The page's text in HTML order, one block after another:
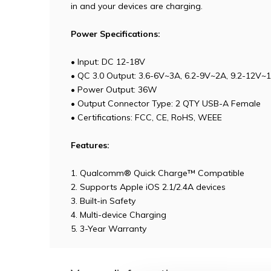
in and your devices are charging.
Power Specifications:
• Input: DC 12-18V
• QC 3.0 Output: 3.6-6V~3A, 6.2-9V~2A, 9.2-
• Power Output: 36W
• Output Connector Type: 2 QTY USB-A Female
• Certifications: FCC, CE, RoHS, WEEE
Features:
1. Qualcomm® Quick Charge™ Compatible
2. Supports Apple iOS 2.1/2.4A devices
3. Built-in Safety
4. Multi-device Charging
5. 3-Year Warranty